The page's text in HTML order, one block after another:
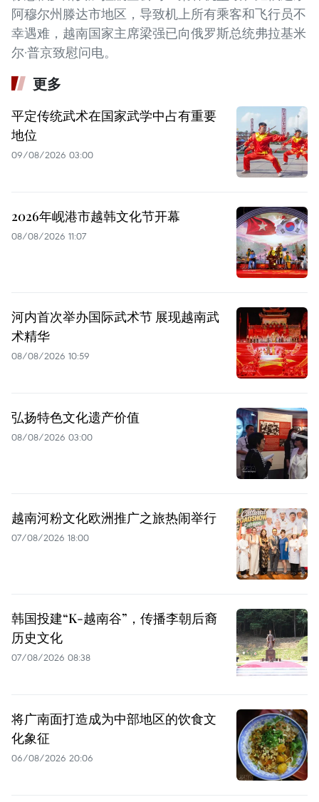
阿穆尔州滕达市地区，导致机上所有乘客和飞行员不
幸遇难，越南国家主席梁强已向俄罗斯总统弗拉基米
尔·普京致慰问电。
更多
平定传统武术在国家武学中占有重要
地位
09/08/2026 03:00
2026年岘港市越韩文化节开幕
08/08/2026 11:07
河内首次举办国际武术节 展现越南武
术精华
08/08/2026 10:59
弘扬特色文化遗产价值
08/08/2026 03:00
越南河粉文化欧洲推广之旅热闹举行
07/08/2026 18:00
韩国投建“K-越南谷”，传播李朝后裔
历史文化
07/08/2026 08:38
将广南面打造成为中部地区的饮食文
化象征
06/08/2026 20:06